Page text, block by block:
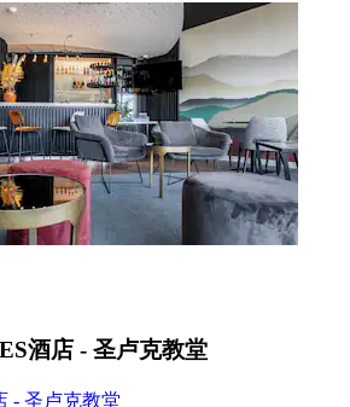
酒店 - 圣卢克教堂
- 圣卢克教堂